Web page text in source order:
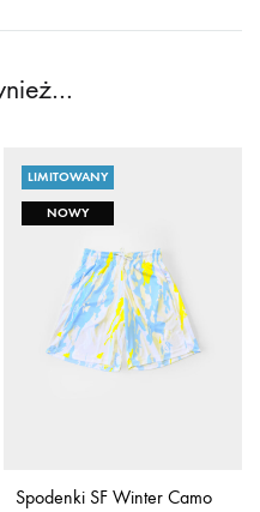
LIMITOWANY
NOWY
Spodenki SF Winter Camo